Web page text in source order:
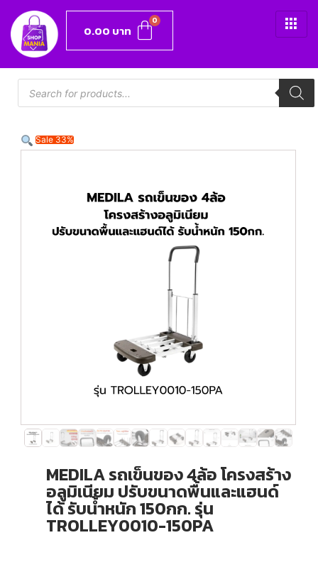
0.00 บาท
Sale 33%
MEDILA รถเข็นของ 4ล้อ โครงสร้าง
อลูมิเนียม ปรับขนาดพื้นและแฮนด์
ได้ รับน้ำหนัก 150กก. รุ่น
TROLLEY0010-150PA